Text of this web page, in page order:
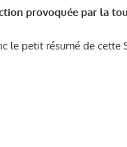
provoquée par la
le petit résumé de cette